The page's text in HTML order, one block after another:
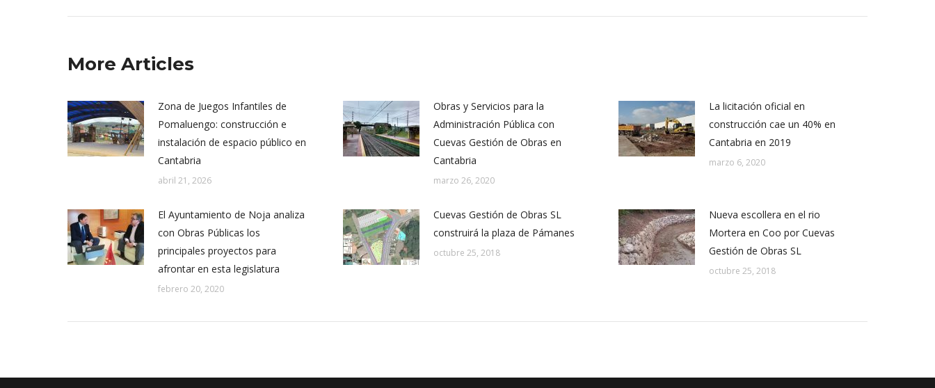
More Articles
Zona de Juegos Infantiles de
Pomaluengo: construcción e
instalación de espacio público en
Cantabria
abril 21, 2026
Obras y Servicios para la
Administración Pública con
Cuevas Gestión de Obras en
Cantabria
marzo 26, 2020
La licitación oficial en
construcción cae un 40% en
Cantabria en 2019
marzo 6, 2020
El Ayuntamiento de Noja analiza
con Obras Públicas los
principales proyectos para
afrontar en esta legislatura
febrero 20, 2020
Cuevas Gestión de Obras SL
construirá la plaza de Pámanes
octubre 25, 2018
Nueva escollera en el rio
Mortera en Coo por Cuevas
Gestión de Obras SL
octubre 25, 2018